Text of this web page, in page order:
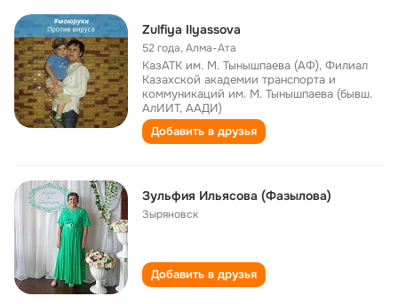
Zulfiya Ilyassova
52 года,Алма-Ата
КазАТК им. М. Тынышпаева (АФ), Филиал
Казахской академии транспорта и
коммуникаций им. М. Тынышпаева (бывш.
АлИИТ, ААДИ)
Добавить в друзья
Зульфия Ильясова (Фазылова)
Зыряновск
Добавить в друзья